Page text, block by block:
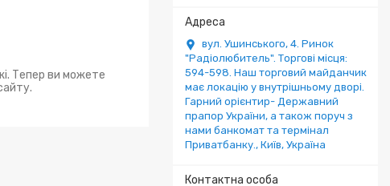
вул. Ушинського, 4. Ринок
"Радіолюбитель". Торгові місця:
594-598. Наш торговий майданчик
має локацію у внутрішньому дворі.
Гарний орієнтир- Державний
прапор України, а також поруч з
нами банкомат та термінал
Приватбанку., Київ, Україна
Тепер ви можете